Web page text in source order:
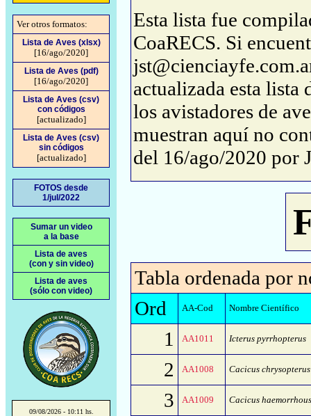
Ver otros formatos:
Lista de Aves (xlsx)
[16/ago/2020]
Lista de Aves (pdf)
[16/ago/2020]
Lista de Aves (csv)
con códigos
[actualizado]
Lista de Aves (csv)
sin códigos
[actualizado]
FOTOS desde
1/jul/2022
Sumar un video
a la base
Lista de aves
(con y sin video)
Lista de aves
(sólo con video)
09/08/2026 - 10:11 hs.
Esta lista fue
CoaRECS. Si
actualizada esta lista
los avistadores de
muestran aquí no
del 16/ago/2020 por
Tabla ordenada por
Ord
AA-Cod Nombre Científico
1 AA1011 Icterus pyrrhopterus
2 AA1008 Cacicus chrysopterus
3 AA1009 Cacicus haemorrhous